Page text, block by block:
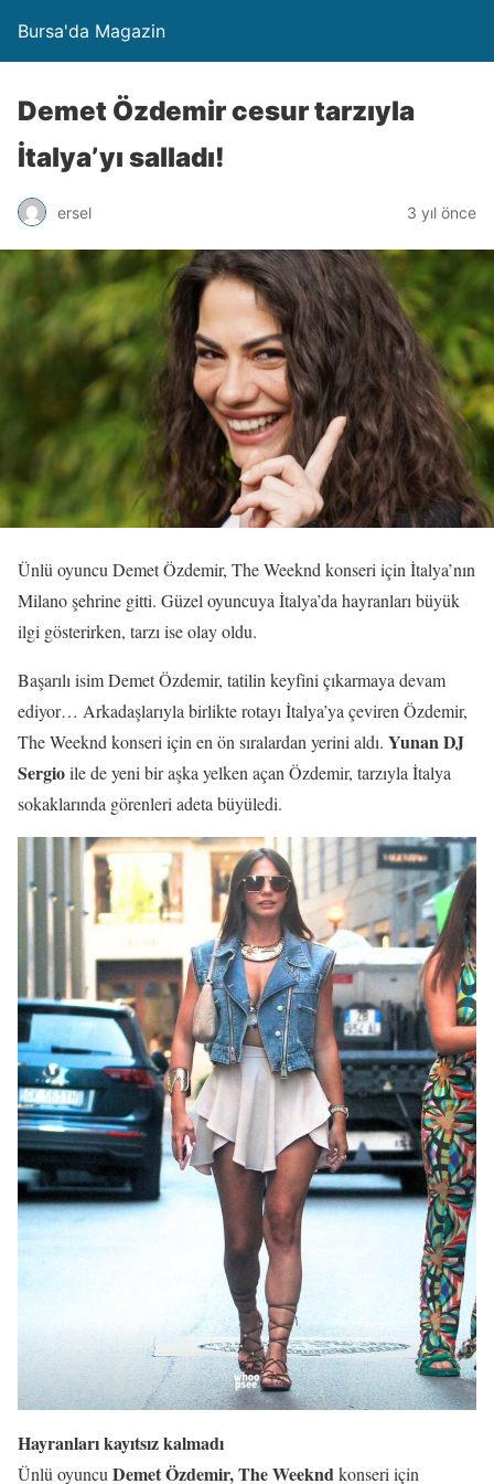
Bursa'da Magazin
Demet Özdemir cesur tarzıyla
İtalya’yı salladı!
ersel 3 yıl önce
Ünlü oyuncu Demet Özdemir, The Weeknd konseri için İtalya’nın
Milano şehrine gitti. Güzel oyuncuya İtalya’da hayranları büyük
ilgi gösterirken, tarzı ise olay oldu.
Başarılı isim Demet Özdemir, tatilin keyfini çıkarmaya devam
ediyor… Arkadaşlarıyla birlikte rotayı İtalya’ya çeviren Özdemir,
The Weeknd konseri için en ön sıralardan yerini aldı. Yunan DJ
Sergioile de yeni bir aşka yelken açan Özdemir, tarzıyla İtalya
sokaklarında görenleri adeta büyüledi.
Hayranları kayıtsız kalmadı
Ünlü oyuncu Demet Özdemir, The Weekndkonseri için